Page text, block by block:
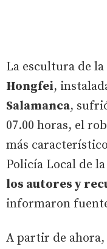
La escultura de
Hongfei,
Salamanca,
07.00 horas, el
más
Policía Local de
los autores y
informaron
A partir de